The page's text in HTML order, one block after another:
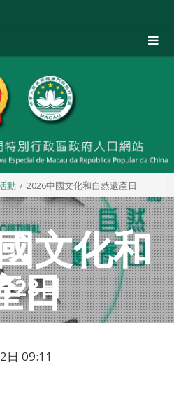
動 2026中國文化和自然遺產日
文化和
日
28日
日 09:11